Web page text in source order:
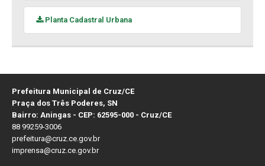
Planta Cadastral Urbana
Prefeitura Municipal de Cruz/CE
Praça dos Três Poderes, SN
Bairro: Aningas - CEP: 62595-000 - Cruz/CE
88 99259-3006
prefeitura@cruz.ce.gov.br
imprensa@cruz.ce.gov.br